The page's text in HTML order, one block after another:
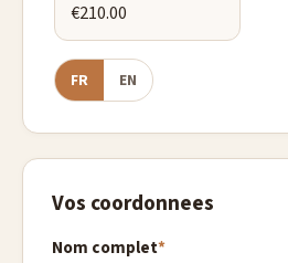
€210.00
FR EN
Vos coordonnees
Nom complet*